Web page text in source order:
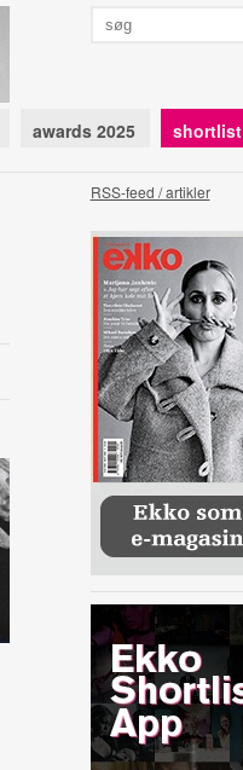
awards 2025 shortlist
RSS-feed / artikler